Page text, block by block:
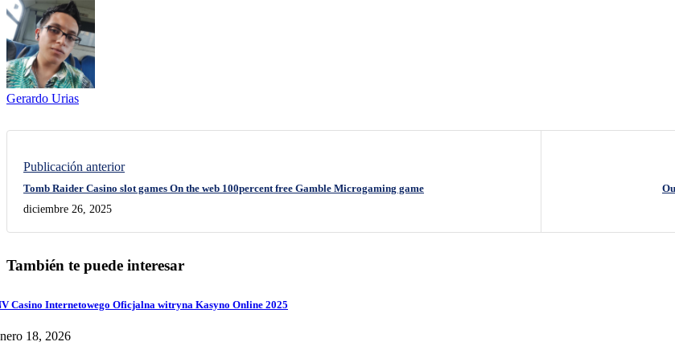
Gerardo Urias
Publicación anterior
Tomb Raider Casino slot games On the web 100percent free Gamble Microgaming game
diciembre 26, 2025
También te puede interesar
Casino Internetowego Oficjalna witryna Kasyno Online 2025
18, 2026